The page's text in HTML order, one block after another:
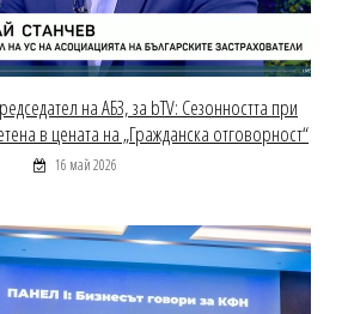
на АБЗ, за bTV: Сезонността при
в цената на „Гражданска отговорност“
16 май 2026